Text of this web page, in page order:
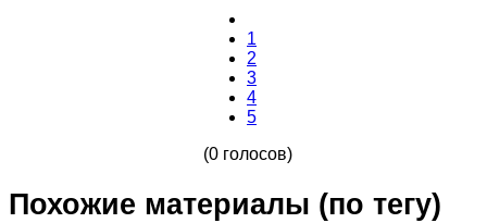
1
2
3
4
5
(0 голосов)
Похожие материалы (по тегу)